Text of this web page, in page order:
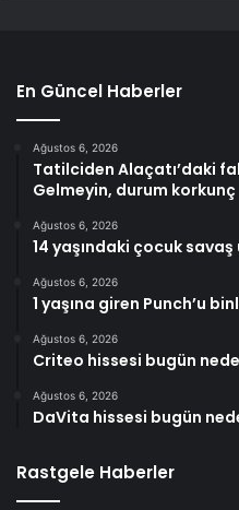
En Güncel Haberler
Ağustos 6, 2026
Tatilciden Alaçatı’daki
Gelmeyin, durum korkunç
Ağustos 6, 2026
14 yaşındaki çocuk
Ağustos 6, 2026
1 yaşına giren Punch’u
Ağustos 6, 2026
Criteo hissesi bugün
Ağustos 6, 2026
DaVita hissesi bugün
Rastgele Haberler